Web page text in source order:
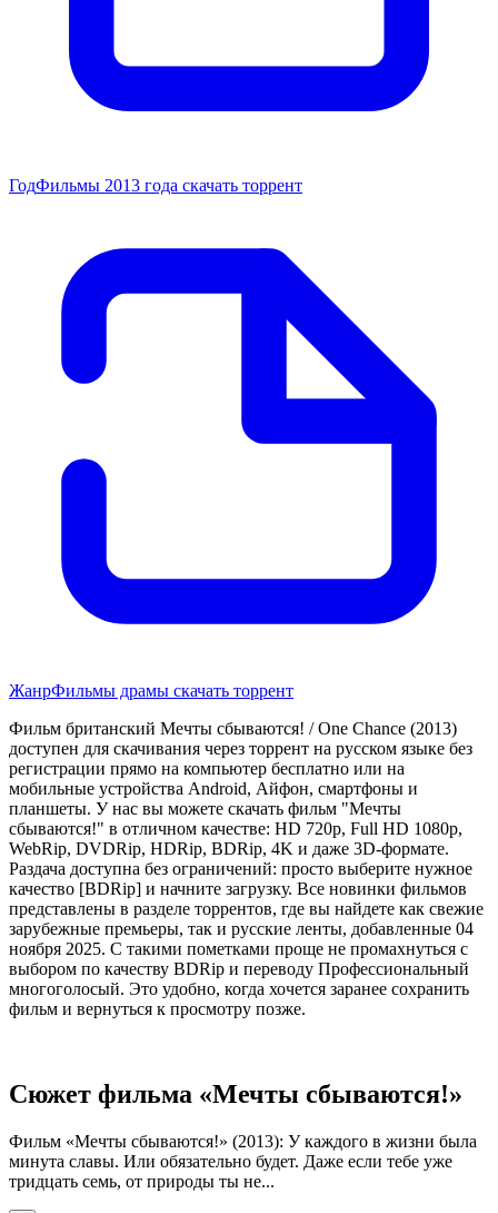
ГодФильмы 2013 года скачать торрент
ЖанрФильмы драмы скачать торрент
Фильм британский Мечты сбываются! / One Chance (2013)
доступен для скачивания через торрент на русском языке без
регистрации прямо на компьютер бесплатно или на
мобильные устройства Android, Айфон, смартфоны и
планшеты. У нас вы можете скачать фильм "Мечты
сбываются!" в отличном качестве: HD 720p, Full HD 1080p,
WebRip, DVDRip, HDRip, BDRip, 4K и даже 3D-формате.
Раздача доступна без ограничений: просто выберите нужное
качество [BDRip] и начните загрузку. Все новинки фильмов
представлены в разделе торрентов, где вы найдете как свежие
зарубежные премьеры, так и русские ленты, добавленные 04
ноября 2025. С такими пометками проще не промахнуться с
выбором по качеству BDRip и переводу Профессиональный
многоголосый. Это удобно, когда хочется заранее сохранить
фильм и вернуться к просмотру позже.
Сюжет фильма «Мечты сбываются!»
Фильм «Мечты сбываются!» (2013): У каждого в жизни была
минута славы. Или обязательно будет. Даже если тебе уже
тридцать семь, от природы ты не...